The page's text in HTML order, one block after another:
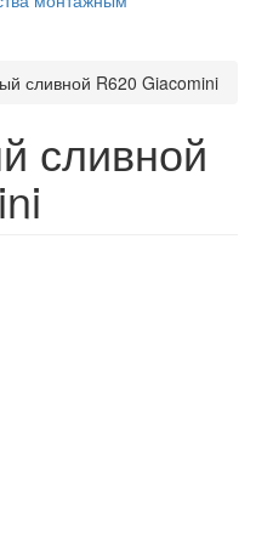
сливной R620 Giacomini
сливной